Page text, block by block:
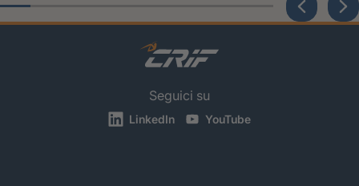
Seguici su
LinkedIn YouTube